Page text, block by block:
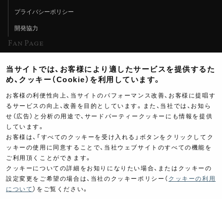
プライバシーポリシー
開発協力
Fan Page
ヨシムラTV
イベント情報
イベントスケジュール
ツーリングブレイクタイム
製品ポスター
当サイトでは、お客様により適したサービスを提供するた
め、クッキー（Cookie）を利用しています。
お客様の利便性向上、当サイトのパフォーマンス改善、お客様に提唱す
るサービスの向上、改善を目的としています。また、当社では、お知ら
せ（広告）と分析の用途で、サードパーティークッキーにも情報を提供
しています。
お客様は、「すべてのクッキーを受け入れる」ボタンをクリックしてク
ッキーの使用に同意することで、当社ウェブサイトのすべての機能を
ご利用頂くことができます。
クッキーについての詳細をお知りになりたい場合、またはクッキーの
設定変更をご希望の場合は、当社のクッキーポリシー（ クッキーの利用
について ）をご覧ください。